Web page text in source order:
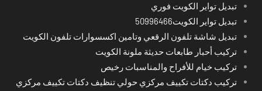
تبديل تواير الكويت فوري
تبديل تواير الكويت50996466
تبديل شاشة تلفون الرقعي وتامين اكسسوارات تلفون الكويت
تركيب أحبار طابعات حديثة ملونة الكويت
تركيب خيام للأفراح والمناسبات رخيص
تركيب دكتات تكييف مركزي حولي تنظيف دكتات تكييف مركزي